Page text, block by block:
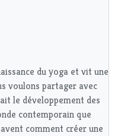
du yoga et vit une
voulons partager avec
le développement des
contemporain que
comment créer une